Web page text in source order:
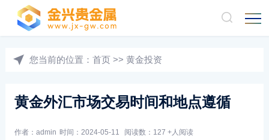
您当前的位置： 首页 >> 黄金投资
黄金外汇市场交易时间和地点遵循
作者：admin 时间：2024-05-11 阅读数：127 +人阅读